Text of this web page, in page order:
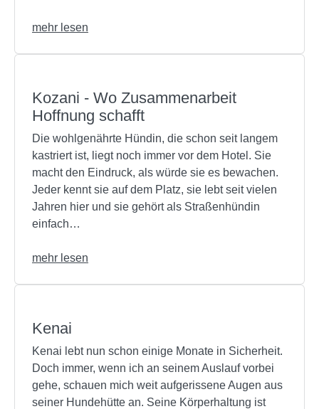
mehr lesen
Kozani - Wo Zusammenarbeit
Hoffnung schafft
Die wohlgenährte Hündin, die schon seit langem
kastriert ist, liegt noch immer vor dem Hotel. Sie
macht den Eindruck, als würde sie es bewachen.
Jeder kennt sie auf dem Platz, sie lebt seit vielen
Jahren hier und sie gehört als Straßenhündin
einfach…
mehr lesen
Kenai
Kenai lebt nun schon einige Monate in Sicherheit.
Doch immer, wenn ich an seinem Auslauf vorbei
gehe, schauen mich weit aufgerissene Augen aus
seiner Hundehütte an. Seine Körperhaltung ist